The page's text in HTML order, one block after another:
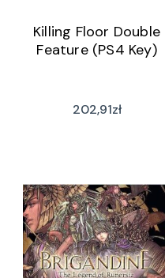
Killing Floor Double
Feature (PS4 Key)
202,91zł